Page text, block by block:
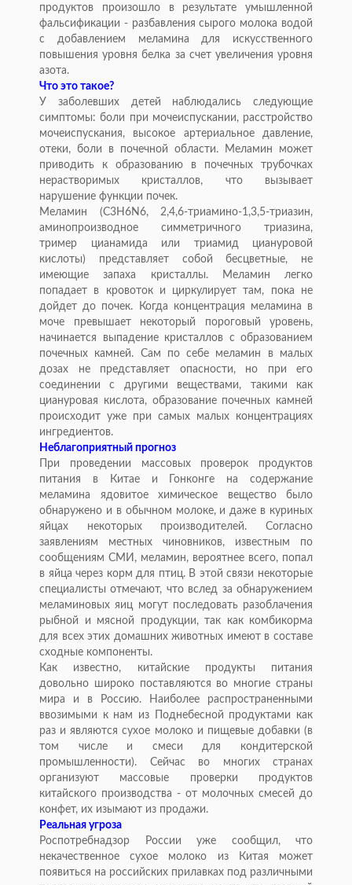
продуктов произошло в результате умышленной
фальсификации - разбавления сырого молока водой
с добавлением меламина для искусственного
повышения уровня белка за счет увеличения уровня
азота.
Что это такое?
У заболевших детей наблюдались следующие
симптомы: боли при мочеиспускании, расстройство
мочеиспускания, высокое артериальное давление,
отеки, боли в почечной области. Меламин может
приводить к образованию в почечных трубочках
нерастворимых кристаллов, что вызывает
нарушение функции почек.
Меламин (С3Н6N6, 2,4,6-триамино-1,3,5-триазин,
аминопроизводное симметричного триазина,
тример цианамида или триамид циануровой
кислоты) представляет собой бесцветные, не
имеющие запаха кристаллы. Меламин легко
попадает в кровоток и циркулирует там, пока не
дойдет до почек. Когда концентрация меламина в
моче превышает некоторый пороговый уровень,
начинается выпадение кристаллов с образованием
почечных камней. Сам по себе меламин в малых
дозах не представляет опасности, но при его
соединении с другими веществами, такими как
циануровая кислота, образование почечных камней
происходит уже при самых малых концентрациях
ингредиентов.
Неблагоприятный прогноз
При проведении массовых проверок продуктов
питания в Китае и Гонконге на содержание
меламина ядовитое химическое вещество было
обнаружено и в обычном молоке, и даже в куриных
яйцах некоторых производителей. Согласно
заявлениям местных чиновников, известным по
сообщениям СМИ, меламин, вероятнее всего, попал
в яйца через корм для птиц. В этой связи некоторые
специалисты отмечают, что вслед за обнаружением
меламиновых яиц могут последовать разоблачения
рыбной и мясной продукции, так как комбикорма
для всех этих домашних животных имеют в составе
сходные компоненты.
Как известно, китайские продукты питания
довольно широко поставляются во многие страны
мира и в Россию. Наиболее распространенными
ввозимыми к нам из Поднебесной продуктами как
раз и являются сухое молоко и пищевые добавки (в
том числе и смеси для кондитерской
промышленности). Сейчас во многих странах
организуют массовые проверки продуктов
китайского производства - от молочных смесей до
конфет, их изымают из продажи.
Реальная угроза
Роспотребнадзор России уже сообщил, что
некачественное сухое молоко из Китая может
появиться на российских прилавках под различными